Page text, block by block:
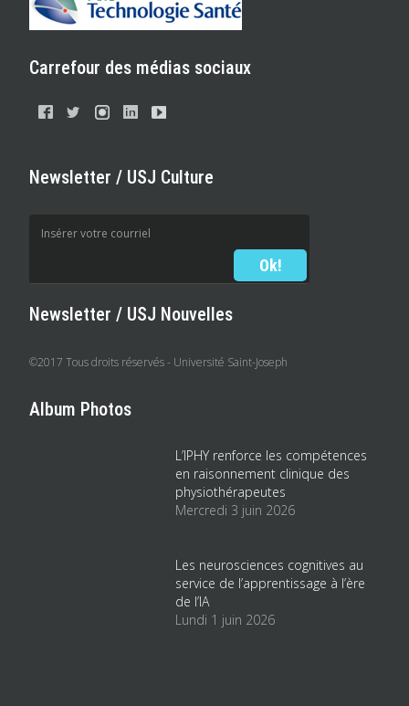
Carrefour des médias sociaux
Newsletter / USJ Culture
Newsletter / USJ Nouvelles
©2017 Tous droits réservés - Université Saint-Joseph
Album Photos
L’IPHY renforce les compétences
en raisonnement clinique des
physiothérapeutes
Mercredi 3 juin 2026
Les neurosciences cognitives au
service de l’apprentissage à l’ère
de l’IA
Lundi 1 juin 2026